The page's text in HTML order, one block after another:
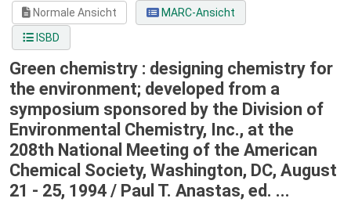
Normale Ansicht
MARC-Ansicht
ISBD
Green chemistry : designing chemistry for
the environment; developed from a
symposium sponsored by the Division of
Environmental Chemistry, Inc., at the
208th National Meeting of the American
Chemical Society, Washington, DC, August
21 - 25, 1994 / Paul T. Anastas, ed. ...